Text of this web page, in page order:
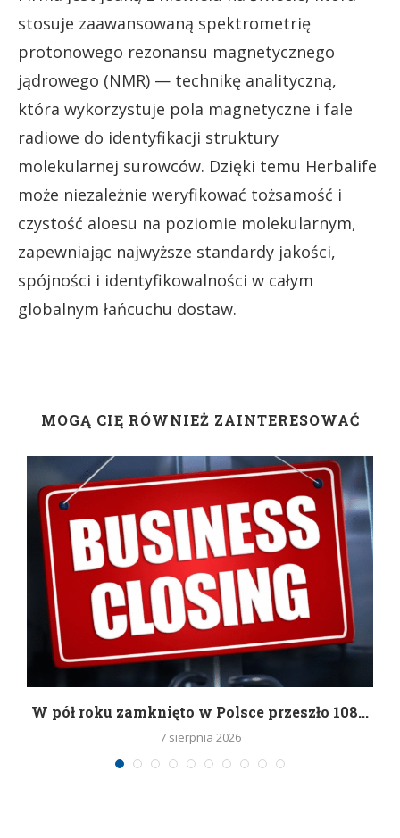
stosuje zaawansowaną spektrometrię
protonowego rezonansu magnetycznego
jądrowego (NMR) — technikę analityczną,
która wykorzystuje pola magnetyczne i fale
radiowe do identyfikacji struktury
molekularnej surowców. Dzięki temu Herbalife
może niezależnie weryfikować tożsamość i
czystość aloesu na poziomie molekularnym,
zapewniając najwyższe standardy jakości,
spójności i identyfikowalności w całym
globalnym łańcuchu dostaw.
MOGĄ CIĘ RÓWNIEŻ ZAINTERESOWAĆ
W pół roku zamknięto w Polsce przeszło 108...
7 sierpnia 2026